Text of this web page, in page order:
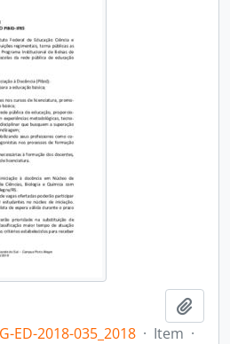
ED-2018-035_2018 · Item ·